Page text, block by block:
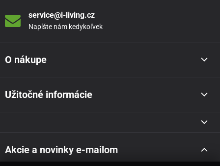
service@i-living.cz
Napíšte nám kedykoľvek
O nákupe
Užitočné informácie
Akcie a novinky e-mailom